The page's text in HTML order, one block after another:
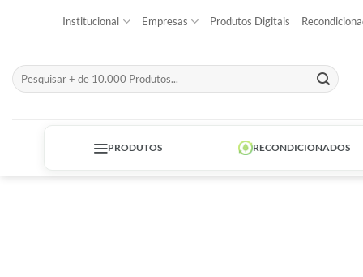
Institucional Empresas Produtos Digitais
Pesquisar
por:
PRODUTOS RECONDICIONADOS